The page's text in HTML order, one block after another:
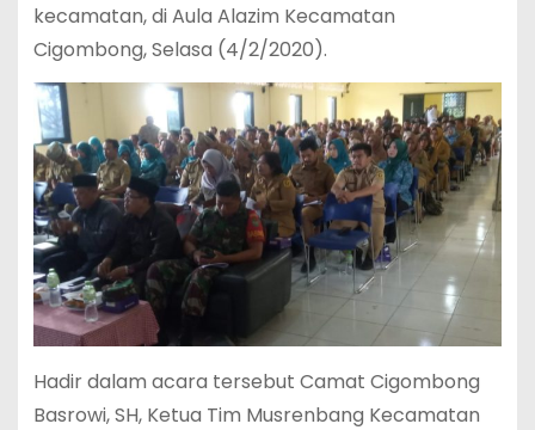
kecamatan, di Aula Alazim Kecamatan
Cigombong, Selasa (4/2/2020).
Hadir dalam acara tersebut Camat Cigombong
Basrowi, SH, Ketua Tim Musrenbang Kecamatan